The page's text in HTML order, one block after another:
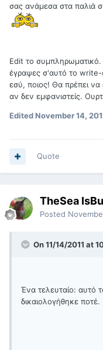
σας ανάμεσα στα παλιά
Edit το
έγραψες σ'αυτό το write-
εσύ, ποιος! Θα πρέπει
αν δεν εμφανιστείς.
EditedNovember 14,
Quote
TheSea
Posted
On 11/14/2011 at
Ένα τελευταίο: αυτό
δικαιολογήθηκε ποτέ.